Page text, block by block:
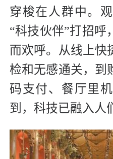
穿梭在人群中。
“科技伙伴”打招呼
而欢呼。从线上快
检和无感通关，到
码支付、餐厅里
到，科技已融入人